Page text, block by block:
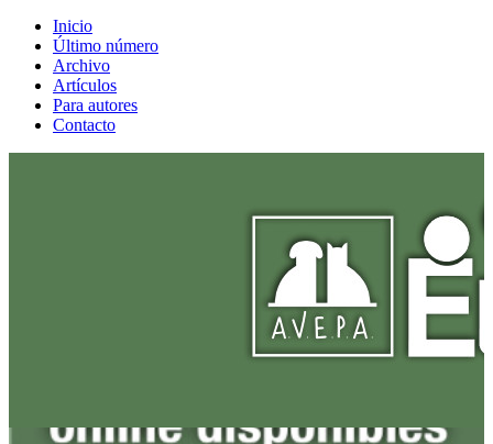
Inicio
Último número
Archivo
Artículos
Para autores
Contacto